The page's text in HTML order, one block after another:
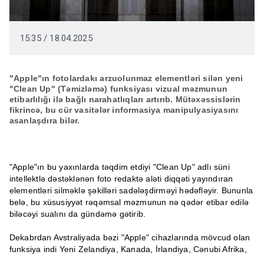
15:35 / 18.04.2025
"Apple"ın fotolardakı arzuolunmaz elementləri silən yeni
"Clean Up" (Təmizləmə) funksiyası vizual məzmunun
etibarlılığı ilə bağlı narahatlıqları artırıb. Mütəxəssislərin
fikrincə, bu cür vasitələr informasiya manipulyasiyasını
asanlaşdıra bilər.
"Apple"ın bu yaxınlarda təqdim etdiyi "Clean Up" adlı süni
intellektlə dəstəklənən foto redaktə aləti diqqəti yayındıran
elementləri silməklə şəkilləri sadələşdirməyi hədəfləyir. Bununla
belə, bu xüsusiyyət rəqəmsal məzmunun nə qədər etibar edilə
biləcəyi sualını da gündəmə gətirib.
Dekabrdan Avstraliyada bəzi "Apple" cihazlarında mövcud olan
funksiya indi Yeni Zelandiya, Kanada, İrlandiya, Cənubi Afrika,